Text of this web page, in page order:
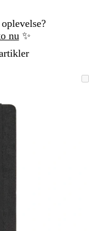
nu ✨